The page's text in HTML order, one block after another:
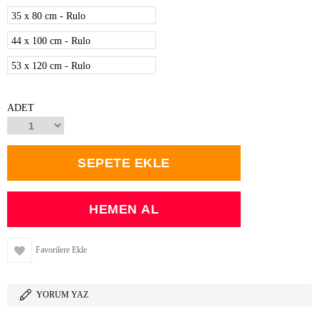
35 x 80 cm - Rulo
44 x 100 cm - Rulo
53 x 120 cm - Rulo
ADET
Favorilere Ekle
YORUM YAZ